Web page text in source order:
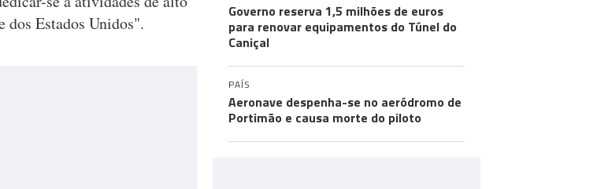
dos Estados Unidos".
Governo reserva 1,5 milhões de euros
para renovar equipamentos do Túnel do
Caniçal
PAÍS
Aeronave despenha-se no aeródromo de
Portimão e causa morte do piloto